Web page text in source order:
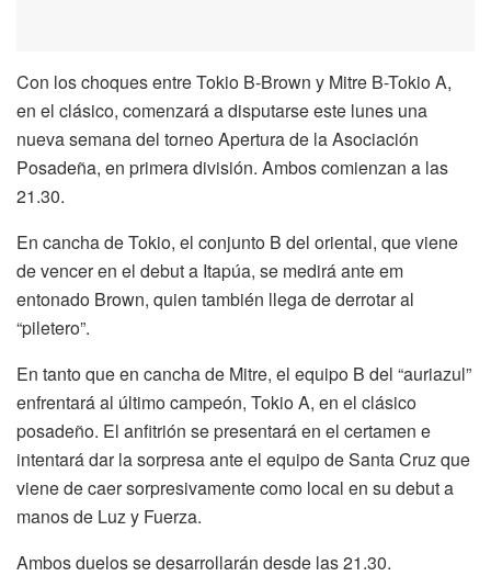
Con los choques entre Tokio B-Brown y Mitre B-Tokio A,
en el clásico, comenzará a disputarse este lunes una
nueva semana del torneo Apertura de la Asociación
Posadeña, en primera división. Ambos comienzan a las
21.30.
En cancha de Tokio, el conjunto B del oriental, que viene
de vencer en el debut a Itapúa, se medirá ante em
entonado Brown, quien también llega de derrotar al
“piletero”.
En tanto que en cancha de Mitre, el equipo B del “auriazul”
enfrentará al último campeón, Tokio A, en el clásico
posadeño. El anfitrión se presentará en el certamen e
intentará dar la sorpresa ante el equipo de Santa Cruz que
viene de caer sorpresivamente como local en su debut a
manos de Luz y Fuerza.
Ambos duelos se desarrollarán desde las 21.30.